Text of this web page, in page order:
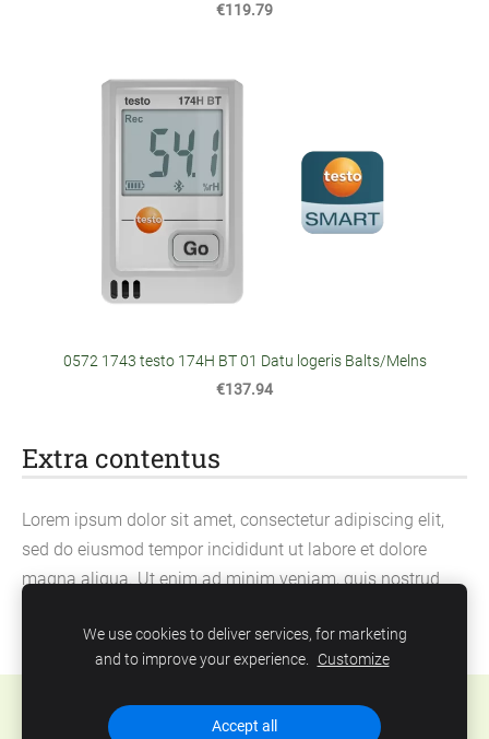
Extra contentus
Lorem ipsum dolor sit amet, consectetur adipiscing elit,
sed do eiusmod tempor incididunt ut labore et dolore
magna aliqua. Ut enim ad minim veniam, quis nostrud
commodo consequat.
€119.79
0572 1743 testo 174H BT 01 Datu logeris Balts/Melns
€137.94
Cookies
We use cookies to deliver services, for marketing
and to improve your experience. Customize
Accept all